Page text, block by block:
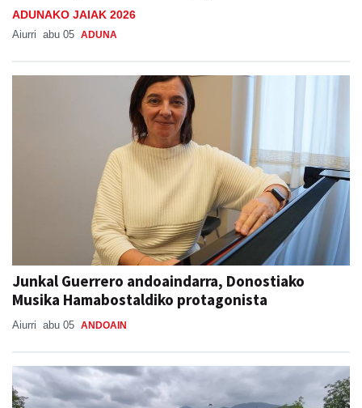
ADUNAKO JAIAK 2026
Aiurri abu 05 ADUNA
Junkal Guerrero andoaindarra, Donostiako
Musika Hamabostaldiko protagonista
Aiurri abu 05 ANDOAIN